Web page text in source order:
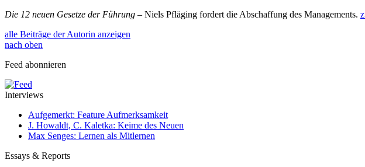
Die 12 neuen Gesetze der Führung – Niels Pfläging fordert die Abschaffung des Managements.
alle Beiträge der Autorin anzeigen
nach oben
Feed abonnieren
Interviews
Aufgemerkt: Feature Aufmerksamkeit
J. Howaldt, C. Kaletka: Keime des Neuen
Max Senges: Lernen als Mitlernen
Essays & Reports